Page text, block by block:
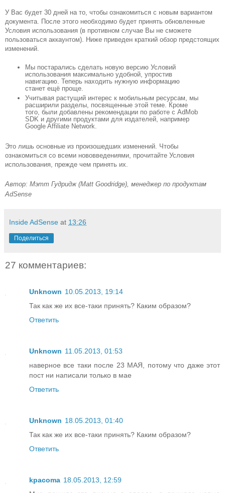
У Вас будет 30 дней на то, чтобы ознакомиться с новым вариантом
документа. После этого необходимо будет принять обновленные
Условия использования (в противном случае Вы не сможете
пользоваться аккаунтом). Ниже приведен краткий обзор предстоящих
изменений.
Мы постарались сделать новую версию Условий
использования максимально удобной, упростив
навигацию. Теперь находить нужную информацию
станет ещё проще.
Учитывая растущий интерес к мобильным ресурсам, мы
расширили разделы, посвященные этой теме. Кроме
того, были добавлены рекомендации по работе с AdMob
SDK и другими продуктами для издателей, например
Google Affiliate Network.
Это лишь основные из произошедших изменений. Чтобы
ознакомиться со всеми нововведениями, прочитайте Условия
использования, прежде чем принять их.
Автор: Мэтт Гудридж (Matt Goodridge), менеджер по продуктам
AdSense
Inside AdSense at 13:26
Поделиться
27 комментариев:
Unknown 10.05.2013, 19:14
Так как же их все-таки принять? Каким образом?
Ответить
Unknown 11.05.2013, 01:53
наверное все таки после 23 МАЯ, потому что даже этот
пост ни написали только в мае
Ответить
Unknown 18.05.2013, 01:40
Так как же их все-таки принять? Каким образом?
Ответить
kpacoma 18.05.2013, 12:59